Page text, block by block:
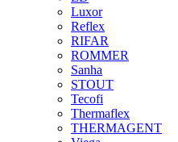
Luxor
Reflex
RIFAR
ROMMER
Sanha
STOUT
Tecofi
Thermaflex
THERMAGENT